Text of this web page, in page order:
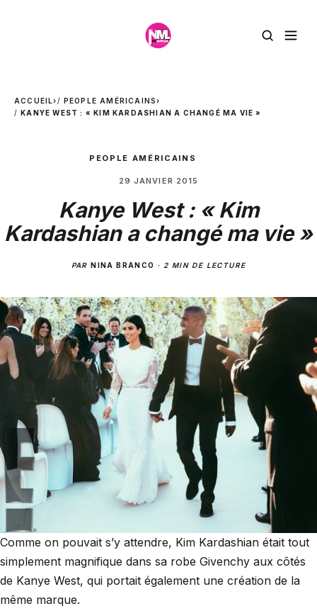
ACCUEIL› PEOPLE AMÉRICAINS›
KANYE WEST : « KIM KARDASHIAN A CHANGÉ MA VIE »
PEOPLE AMÉRICAINS
29 JANVIER 2015
Kanye West : « Kim
Kardashian a changé ma vie »
PARNINA BRANCO · 2 MIN DE LECTURE
Comme on pouvait s’y attendre, Kim Kardashian était tout
simplement magnifique dans sa robe Givenchy aux côtés
de Kanye West, qui portait également une création de la
même marque.